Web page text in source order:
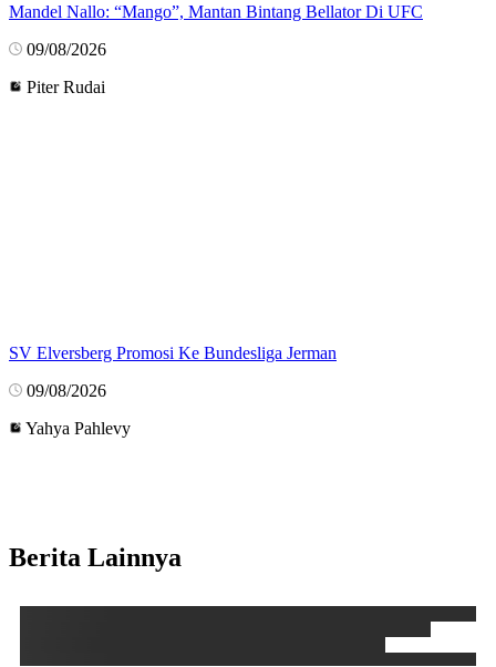
Mandel Nallo: “Mango”, Mantan Bintang Bellator Di UFC
09/08/2026
Piter Rudai
SV Elversberg Promosi Ke Bundesliga Jerman
09/08/2026
Yahya Pahlevy
Berita Lainnya